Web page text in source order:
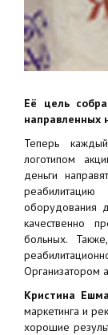
Её цель
направленных
Теперь
логотипом
деньги
оборудования
качественно
больных.
Организатором
Кристина
маркетинга и
хорошие